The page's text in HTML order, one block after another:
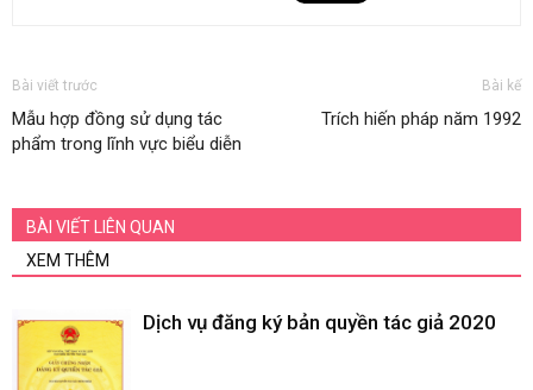
Bài viết trước
Mẫu hợp đồng sử dụng tác
phẩm trong lĩnh vực biểu diễn
Bài kế
Trích hiến pháp năm 1992
BÀI VIẾT LIÊN QUAN
XEM THÊM
Dịch vụ đăng ký bản quyền tác giả 2020